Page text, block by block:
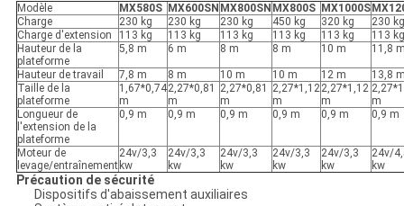
Modèle MX580S MX600SN MX800SN MX800S MX1000S
Charge
230 kg 230 kg 230 kg 450 kg 320 kg
230 kg
Charge d'extension
113 kg 113 kg 113 kg 113 kg 113 kg
113 kg
Hauteur de la
plateforme
5,8 m 6 m 8 m 8 m 10 m 11,8
Hauteur de travail 7,8 m 8 m 10 m 10 m 12 m
13,8
Taille de la
plateforme
1,67*0,74
m
2,27*0,81
m
2,27*0,81
m
2,27*1,12
m
2,27*1,12
m
m
Longueur de
l'extension de la
plateforme
0,9 m 0,9 m 0,9 m 0,9 m 0,9 m 0,9 m
Moteur de
levage/entraînement
24v/3,3
kw
24v/3,3
kw
24v/3,3
kw
24v/3,3
kw
24v/3,3
kw
24v/
kw
Précaution de sécurité
Dispositifs d'abaissement auxiliaires